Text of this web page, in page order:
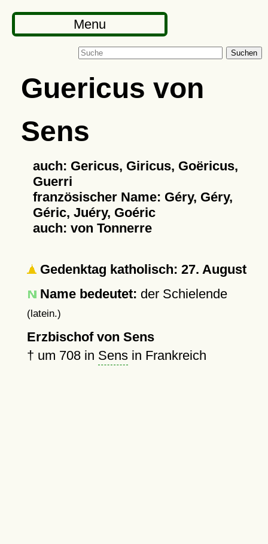
Menu
Suchen
Guericus von
Sens
auch: Gericus, Giricus, Goëricus,
Guerri
französischer Name: Géry, Géry,
Géric, Juéry, Goéric
auch: von Tonnerre
Gedenktag katholisch: 27. August
Name bedeutet: der Schielende
(latein.)
Erzbischof von Sens
† um 708in Sensin Frankreich